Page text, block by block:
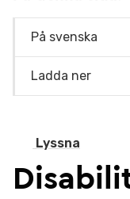
Lyssna
På svenska
Ladda ner